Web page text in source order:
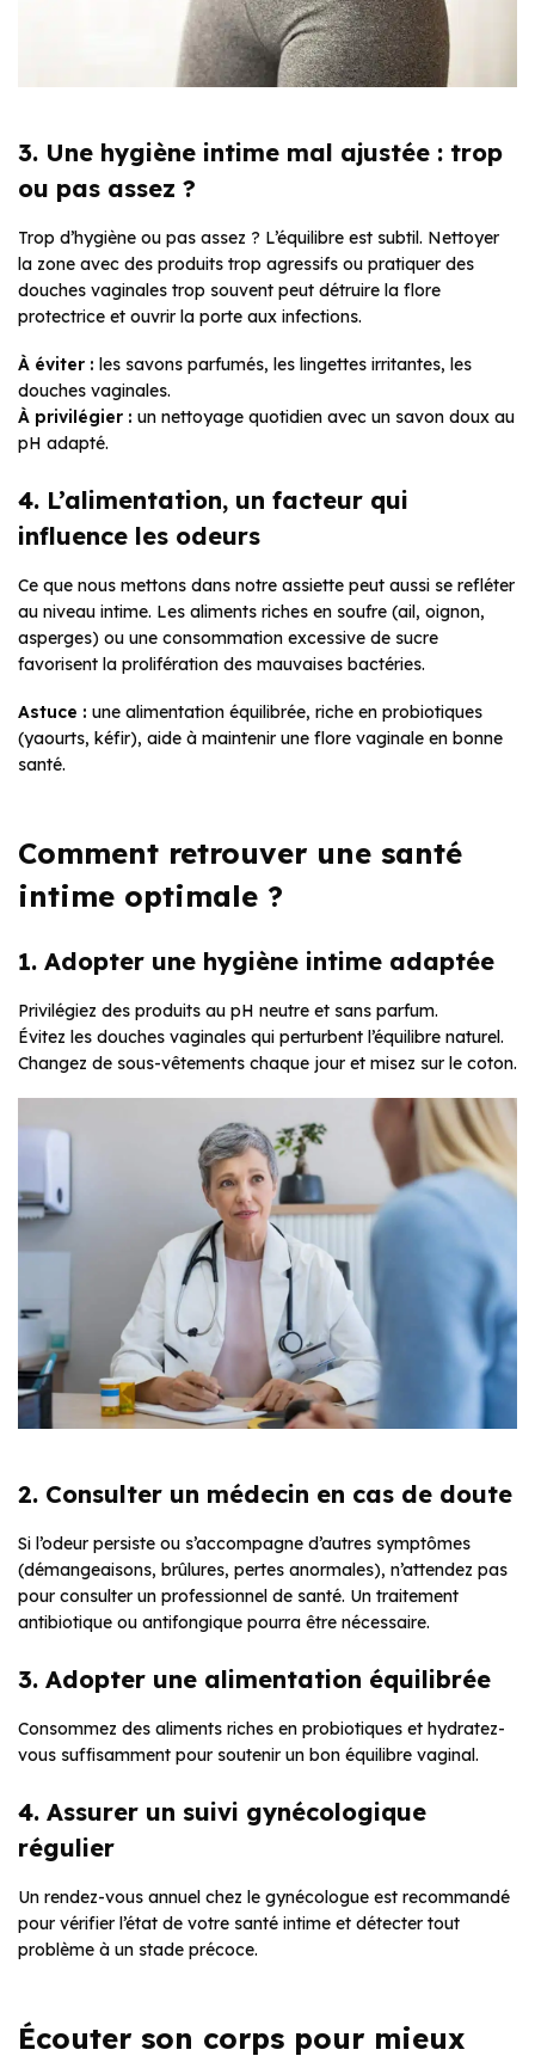
3. Une hygiène intime mal ajustée : trop
ou pas assez ?
Trop d’hygiène ou pas assez ? L’équilibre est subtil. Nettoyer
la zone avec des produits trop agressifs ou pratiquer des
douches vaginales trop souvent peut détruire la flore
protectrice et ouvrir la porte aux infections.
À éviter : les savons parfumés, les lingettes irritantes, les
douches vaginales.
À privilégier : un nettoyage quotidien avec un savon doux au
pH adapté.
4. L’alimentation, un facteur qui
influence les odeurs
Ce que nous mettons dans notre assiette peut aussi se refléter
au niveau intime. Les aliments riches en soufre (ail, oignon,
asperges) ou une consommation excessive de sucre
favorisent la prolifération des mauvaises bactéries.
Astuce : une alimentation équilibrée, riche en probiotiques
(yaourts, kéfir), aide à maintenir une flore vaginale en bonne
santé.
Comment retrouver une santé
intime optimale ?
1. Adopter une hygiène intime adaptée
Privilégiez des produits au pH neutre et sans parfum.
Évitez les douches vaginales qui perturbent l’équilibre naturel.
Changez de sous-vêtements chaque jour et misez sur le coton.
2. Consulter un médecin en cas de doute
Si l’odeur persiste ou s’accompagne d’autres symptômes
(démangeaisons, brûlures, pertes anormales), n’attendez pas
pour consulter un professionnel de santé. Un traitement
antibiotique ou antifongique pourra être nécessaire.
3. Adopter une alimentation équilibrée
Consommez des aliments riches en probiotiques et hydratez-
vous suffisamment pour soutenir un bon équilibre vaginal.
4. Assurer un suivi gynécologique
régulier
Un rendez-vous annuel chez le gynécologue est recommandé
pour vérifier l’état de votre santé intime et détecter tout
problème à un stade précoce.
Écouter son corps pour mieux